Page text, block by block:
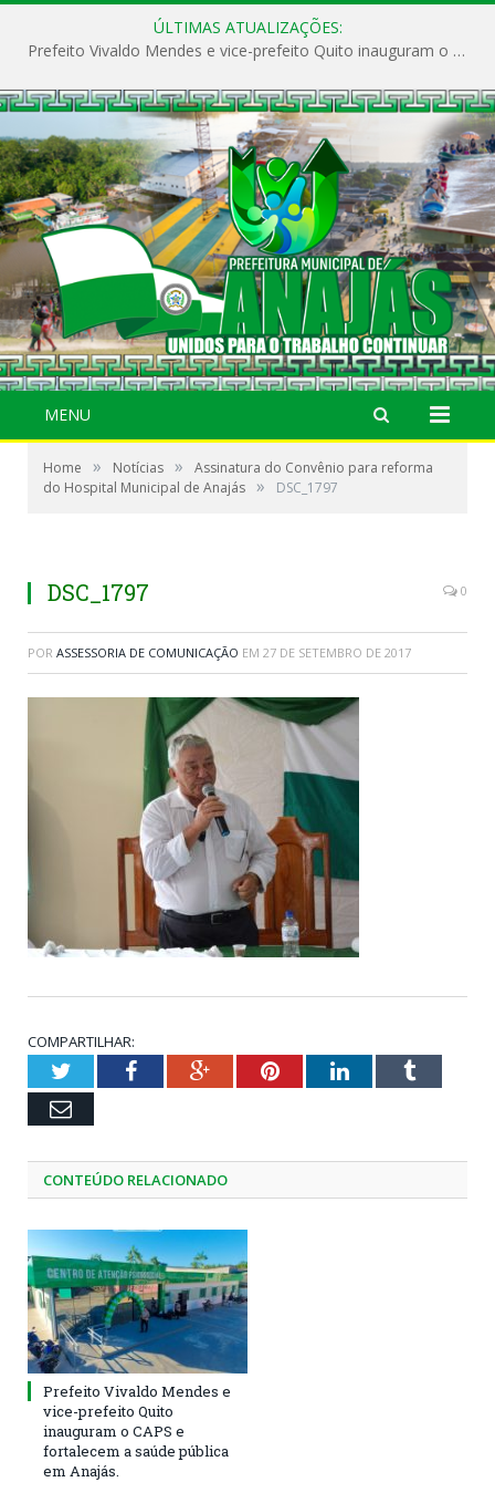
ÚLTIMAS ATUALIZAÇÕES:
Prefeito Vivaldo Mendes e vice-prefeito Quito inauguram o CAPS e fortalecem a saúde pública em Anajás.
MENU
Home » Notícias »
Assinatura do Convênio para reforma
do Hospital Municipal de Anajás » DSC_1797
DSC_1797 0
POR ASSESSORIA DE COMUNICAÇÃO EM 27 DE SETEMBRO DE 2017
COMPARTILHAR:
TwitterFacebookGoogle+PinterestLinkedInTumblr
Email
CONTEÚDO RELACIONADO
Prefeito Vivaldo Mendes e
vice-prefeito Quito
inauguram o CAPS e
fortalecem a saúde pública
em Anajás.